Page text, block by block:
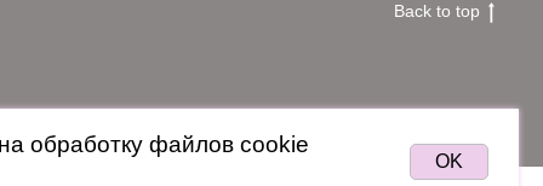
Back to top
обработку файлов cookie
OK